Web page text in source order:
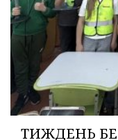
ТИЖДЕНЬ